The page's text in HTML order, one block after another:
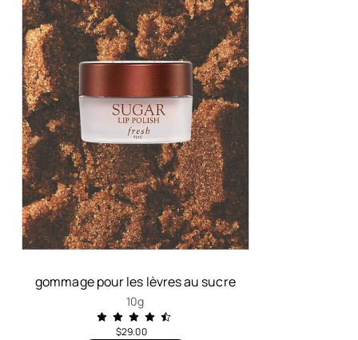
gommage pour les lèvres au sucre
10g
$29.00